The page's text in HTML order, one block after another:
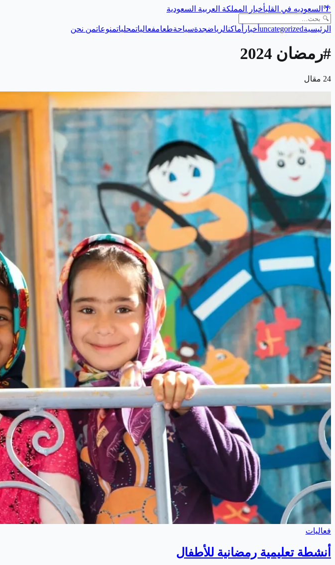
🌴 السعوديه في القلبأخبار المملكة العربية السعودية
الرئيسيةuncategorized أخبار أماكنالرياضجدةسياحةطعامفعالياتمحلياتمنوعاتمن نحن
#رمضان 2024
24 مقال
فعاليات
أنشطة تعليمية رمضانية للأطفال